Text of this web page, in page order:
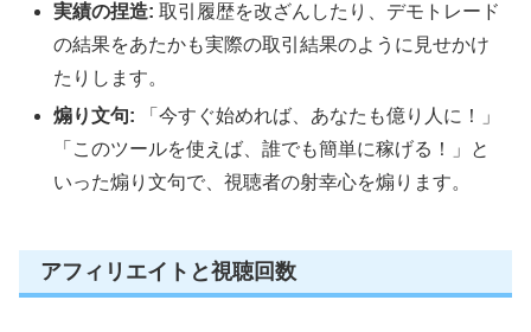
実績の捏造: 取引履歴を改ざんしたり、デモトレード
の結果をあたかも実際の取引結果のように見せかけ
たりします。
煽り文句: 「今すぐ始めれば、あなたも億り人に！」
「このツールを使えば、誰でも簡単に稼げる！」と
いった煽り文句で、視聴者の射幸心を煽ります。
アフィリエイトと視聴回数